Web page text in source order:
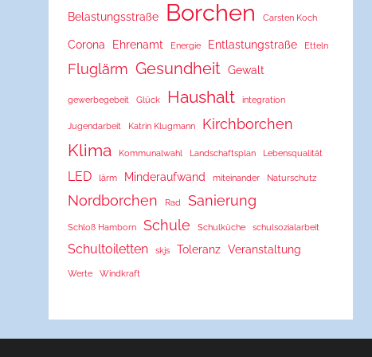
Belastungsstraße Borchen Carsten Koch
Corona Ehrenamt Energie Entlastungstraße Etteln
Fluglärm Gesundheit Gewalt
gewerbegebeit Glück Haushalt integration
Jugendarbeit Katrin Klugmann Kirchborchen
Klima Kommunalwahl Landschaftsplan Lebensqualität
LED lärm Minderaufwand miteinander Naturschutz
Nordborchen Rad Sanierung
Schloß Hamborn Schule Schulküche schulsozialarbeit
Schultoiletten skjs Toleranz Veranstaltung
Werte Windkraft